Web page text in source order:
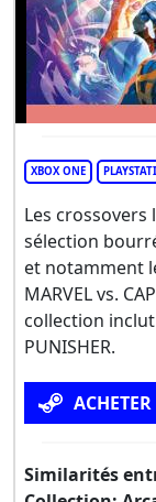
XBOX ONE
Les
sélection
et notamment
MARVEL vs.
collection
PUNISHER.
ACHETER
Similarités